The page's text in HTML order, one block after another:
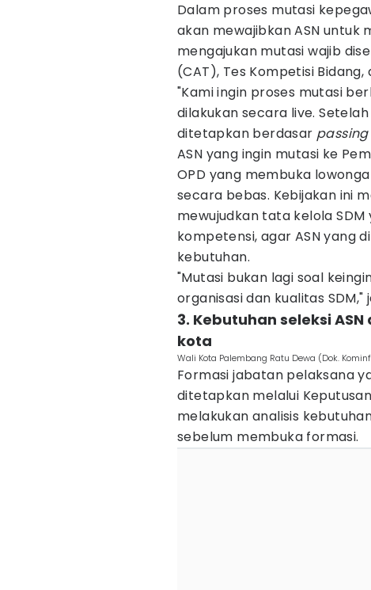
Dalam proses mutasi
akan mewajibkan ASN untuk
mengajukan mutasi wajib
(CAT), Tes Kompetisi
"Kami ingin proses mutasi
dilakukan secara live.
ditetapkan berdasar
ASN yang ingin mutasi ke
OPD yang membuka
secara bebas. Kebijakan ini
mewujudkan tata kelola
kompetensi, agar ASN yang
kebutuhan.
"Mutasi bukan lagi soal
organisasi dan kualitas SDM,"
3. Kebutuhan seleksi
kota
Wali Kota Palembang Ratu Dewa (Dok.
Formasi jabatan pelaksana
ditetapkan melalui
melakukan analisis
sebelum membuka formasi.